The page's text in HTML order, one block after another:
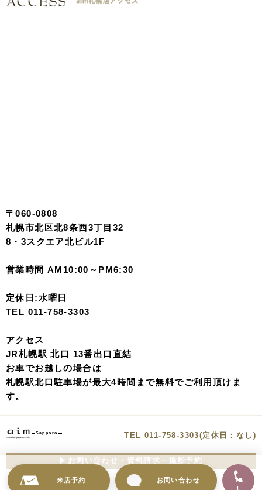
来店予約 お問い合わせ
TE
L
〒060-0808
札幌市北区北8条西3丁目32
8・3スクエア北ビル1F
営業時間 AM10:00～PM6:30
定休日:水曜日
TEL 011-758-3303
アクセス
JR札幌駅 北口 13番出口直結
お車でお越しの場合は
札幌駅北口駐車場が最大4時間まで無料でご利用頂けま
す。
Sapporo TEL 011-758-3303(定休日：なし)
お問い合わせ・資料請求・撮影予約